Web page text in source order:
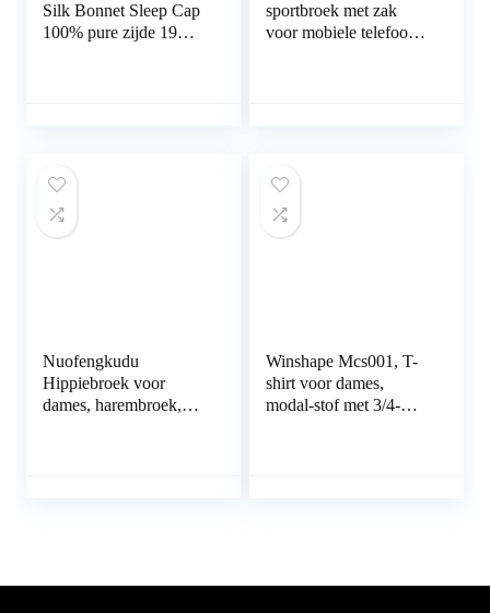
Silk Bonnet Sleep Cap
100% pure zijde 19
(champagne/diep roze)
sportbroek met zak
voor mobiele telefoon,
Nuofengkudu
Hippiebroek voor
dames, harembroek,
Winshape Mcs001, T-
shirt voor dames,
modal-stof met 3/4-